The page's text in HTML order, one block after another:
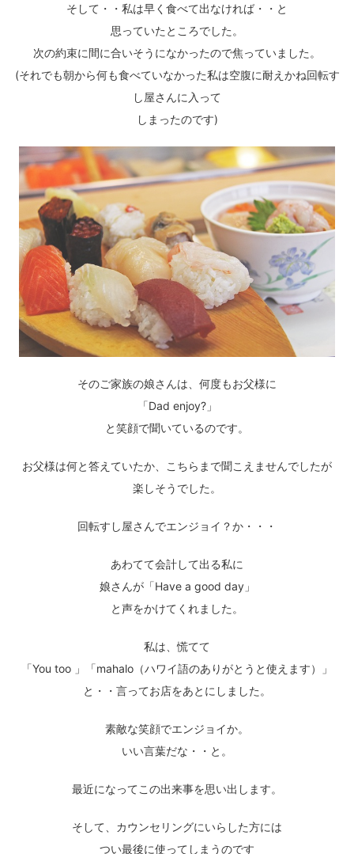
そして・・私は早く食べて出なければ・・と
思っていたところでした。
次の約束に間に合いそうになかったので焦っていました。
(それでも朝から何も食べていなかった私は空腹に耐えかね回転す
し屋さんに入って
しまったのです)
そのご家族の娘さんは、何度もお父様に
「Dad enjoy?」
と笑顔で聞いているのです。
お父様は何と答えていたか、こちらまで聞こえませんでしたが
楽しそうでした。
回転すし屋さんでエンジョイ？か・・・
あわてて会計して出る私に
娘さんが「Have a good day」
と声をかけてくれました。
私は、慌てて
「You too 」「mahalo（ハワイ語のありがとうと使えます）」
と・・言ってお店をあとにしました。
素敵な笑顔でエンジョイか。
いい言葉だな・・と。
最近になってこの出来事を思い出します。
そして、カウンセリングにいらした方には
つい最後に使ってしまうのです